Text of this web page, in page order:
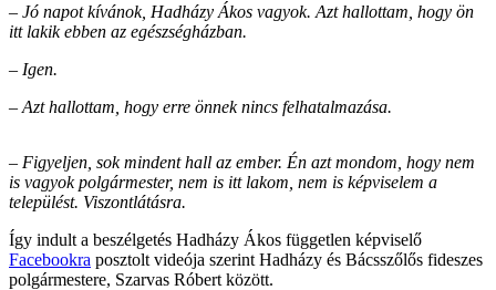
– Jó napot kívánok, Hadházy Ákos vagyok. Azt hallottam, hogy ön
itt lakik ebben az egészségházban.
– Igen.
– Azt hallottam, hogy erre önnek nincs felhatalmazása.
– Figyeljen, sok mindent hall az ember. Én azt mondom, hogy nem
is vagyok polgármester, nem is itt lakom, nem is képviselem a
települést. Viszontlátásra.
Így indult a beszélgetés Hadházy Ákos független képviselő
Facebookra posztolt videója szerint Hadházy és Bácsszőlős fideszes
polgármestere, Szarvas Róbert között.